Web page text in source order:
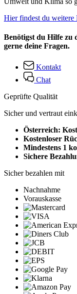
Hier findest du weitere
Benötigst du Hilfe zu
gerne deine Fragen.
Kontakt
Chat
Geprüfte Qualität
Sicher und vertraut
Österreich:
Kostenloser
Mindestens 1
Sichere
Sicher bezahlen mit
Nachnahme
Vorauskasse